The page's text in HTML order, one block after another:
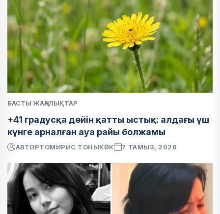
БАСТЫ ЖАҢАЛЫҚТАР
+41 градусқа дейін қатты ыстық: алдағы үш
күнге арналған ауа райы болжамы
АВТОРТОМИРИС ТОНЫКӨК 7 ТАМЫЗ, 2026